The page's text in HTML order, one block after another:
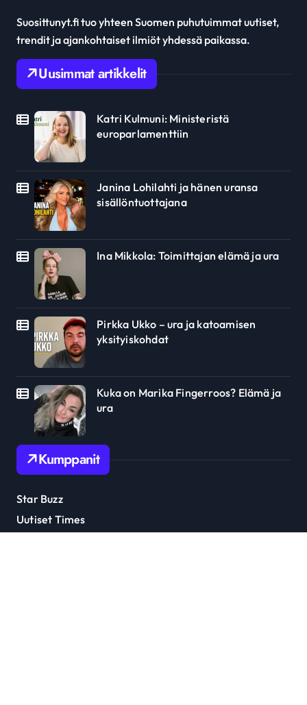
Suosittunyt.fi tuo yhteen Suomen puhutuimmat uutiset,
trendit ja ajankohtaiset ilmiöt yhdessä paikassa.
Uusimmat artikkelit
Katri Kulmuni: Ministeristä
europarlamenttiin
Janina Lohilahti ja hänen uransa
sisällöntuottajana
Ina Mikkola: Toimittajan elämä ja ura
Pirkka Ukko – ura ja katoamisen
yksityiskohdat
Kuka on Marika Fingerroos? Elämä ja
ura
Kumppanit
Star Buzz
Uutiset Times